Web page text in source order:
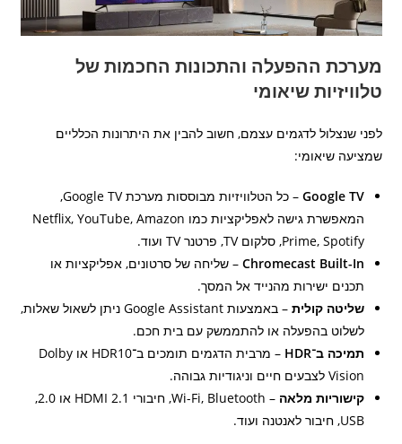
מערכת ההפעלה והתכונות החכמות של
טלוויזיות שיאומי
לפני שנצלול לדגמים עצמם, חשוב להבין את היתרונות הכלליים
שמציעה שיאומי:
Google TV
– כל הטלוויזיות מבוססות מערכת Google TV,
המאפשרת גישה לאפליקציות כמו Netflix, YouTube, Amazon
Prime, Spotify, סלקום TV, פרטנר TV ועוד.
Chromecast Built-In – שליחה של סרטונים, אפליקציות או
תכנים ישירות מהנייד אל המסך.
שליטה קולית
– באמצעות Google Assistant ניתן לשאול שאלות,
לשלוט בהפעלה או להתממשק עם בית חכם.
תמיכה ב־HDR
– מרבית הדגמים תומכים ב־HDR10 או Dolby
Vision לצבעים חיים וניגודיות גבוהה.
קישוריות מלאה
– Wi-Fi, Bluetooth, חיבורי HDMI 2.1 או 2.0,
USB, חיבור לאנטנה ועוד.